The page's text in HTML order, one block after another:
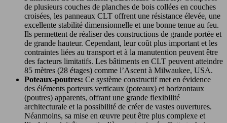
de plusieurs couches de planches de bois collées en couches
croisées, les panneaux CLT offrent une résistance élevée, une
excellente stabilité dimensionnelle et une bonne tenue au feu.
Ils permettent de réaliser des constructions de grande portée et
de grande hauteur. Cependant, leur coût plus important et les
contraintes liées au transport et à la manutention peuvent être
des facteurs limitatifs. Les bâtiments en CLT peuvent atteindre
85 mètres (28 étages) comme l’Ascent à Milwaukee, USA.
Poteaux-poutres: Ce système constructif met en évidence
des éléments porteurs verticaux (poteaux) et horizontaux
(poutres) apparents, offrant une grande flexibilité
architecturale et la possibilité de créer de vastes ouvertures.
Néanmoins, sa mise en œuvre peut être plus complexe et